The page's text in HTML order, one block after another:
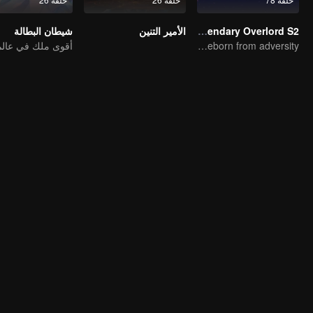
Legendary Overlord S2
Extraordinary adventure, a teenager reborn from adversity.
الأمير التنين
شيطان البطالة